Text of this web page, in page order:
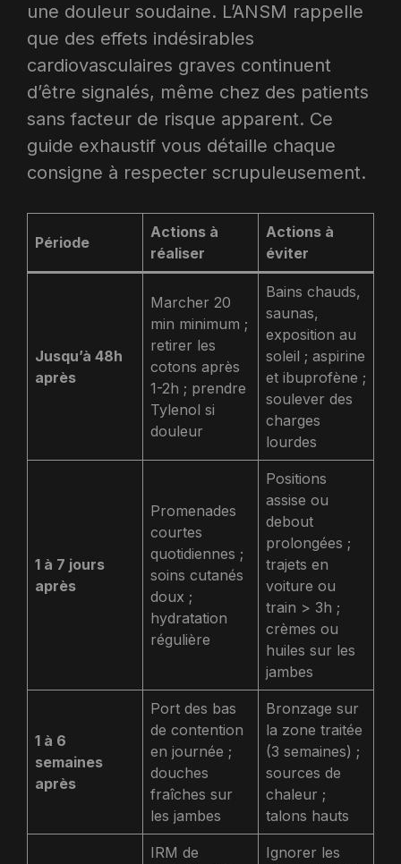
une douleur soudaine. L’ANSM rappelle
que des effets indésirables
cardiovasculaires graves continuent
d’être signalés, même chez des patients
sans facteur de risque apparent. Ce
guide exhaustif vous détaille chaque
consigne à respecter scrupuleusement.
Période
Actions à
réaliser
Actions à
éviter
Jusqu’à 48h
après
Marcher 20
min minimum ;
retirer les
cotons après
1-2h ; prendre
Tylenol si
douleur
Bains chauds,
saunas,
exposition au
soleil ; aspirine
et ibuprofène ;
soulever des
charges
lourdes
1 à 7 jours
après
Promenades
courtes
quotidiennes ;
soins cutanés
doux ;
hydratation
régulière
Positions
assise ou
debout
prolongées ;
trajets en
voiture ou
train > 3h ;
crèmes ou
huiles sur les
jambes
1 à 6
semaines
après
Port des bas
de contention
en journée ;
douches
fraîches sur
les jambes
Bronzage sur
la zone traitée
(3 semaines) ;
sources de
chaleur ;
talons hauts
IRM de
Ignorer les